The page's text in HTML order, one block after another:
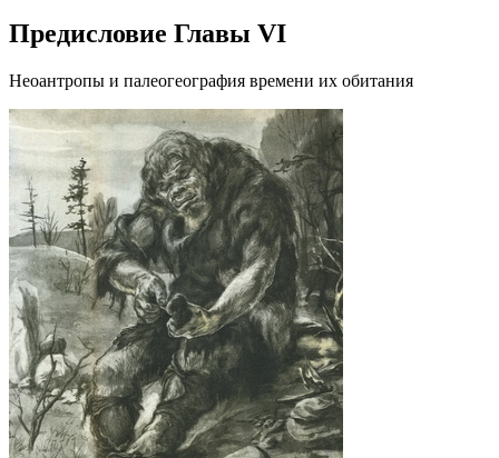
Предисловие Главы VI
Неоантропы и палеогеография времени их обитания